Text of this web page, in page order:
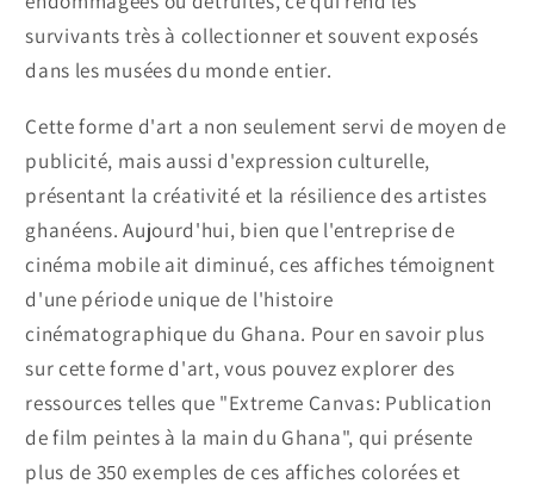
survivants très à collectionner et souvent exposés
dans les musées du monde entier.
Cette forme d'art a non seulement servi de moyen de
publicité, mais aussi d'expression culturelle,
présentant la créativité et la résilience des artistes
ghanéens. Aujourd'hui, bien que l'entreprise de
cinéma mobile ait diminué, ces affiches témoignent
d'une période unique de l'histoire
cinématographique du Ghana. Pour en savoir plus
sur cette forme d'art, vous pouvez explorer des
ressources telles que "Extreme Canvas: Publication
de film peintes à la main du Ghana", qui présente
plus de 350 exemples de ces affiches colorées et